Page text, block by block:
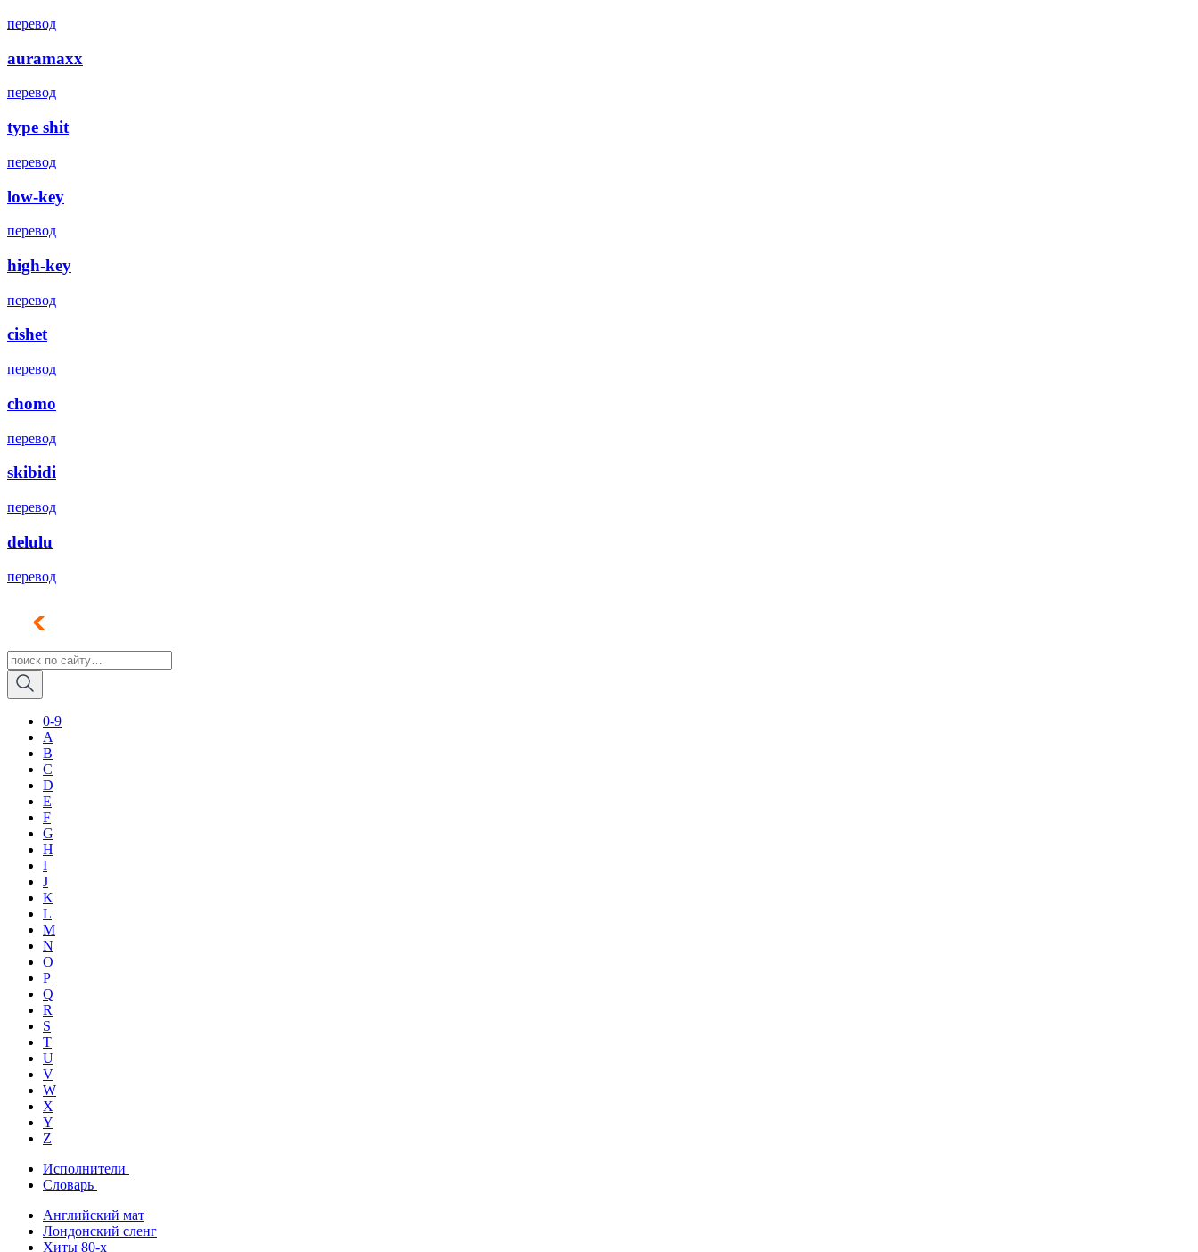
перевод
auramaxx
перевод
type shit
перевод
low-key
перевод
high-key
перевод
cishet
перевод
chomo
перевод
skibidi
перевод
delulu
перевод
0-9
A
B
C
D
E
F
G
H
I
J
K
L
M
N
O
P
Q
R
S
T
U
V
W
X
Y
Z
Исполнители
Словарь
Английский мат
Лондонский сленг
Хиты 80-х